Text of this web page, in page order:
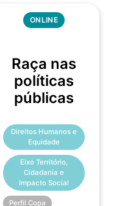
ONLINE
Raça nas
políticas
públicas
Direitos Humanos e
Equidade
Eixo Território,
Cidadania e
Impacto Social
Perfil Copa